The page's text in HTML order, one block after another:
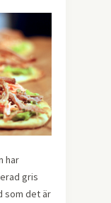
har
gris
som det är